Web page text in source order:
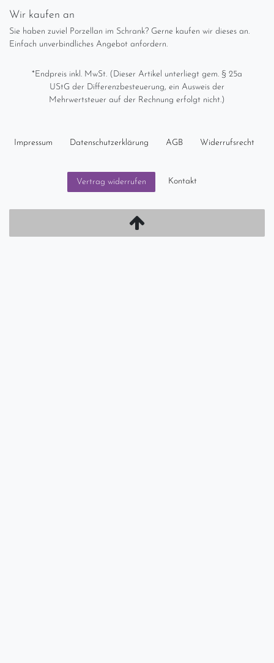
Wir kaufen an
Sie haben zuviel Porzellan im Schrank? Gerne kaufen wir dieses an.
Einfach unverbindliches Angebot anfordern.
*Endpreis inkl. MwSt. (Dieser Artikel unterliegt gem. § 25a
UStG der Differenzbesteuerung, ein Ausweis der
Mehrwertsteuer auf der Rechnung erfolgt nicht.)
Impressum Daten­schutz­erklärung AGB Widerrufs­recht
Vertrag widerrufen Kontakt